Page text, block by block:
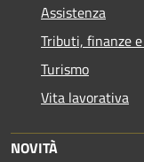
Assistenza
Tributi, finanze
Turismo
Vita lavorativa
NOVITÀ